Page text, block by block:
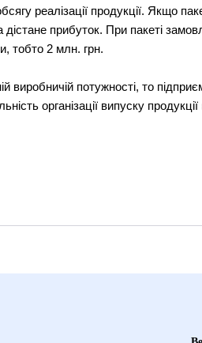
реалізації продукції. Якщо
прибуток. При пакеті
тобто 2 млн. грн.
потужності, то
організації випуску продукції